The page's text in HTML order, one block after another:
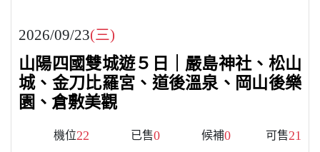
2026/09/23(三)
山陽四國雙城遊５日｜嚴島神社、松山
城、金刀比羅宮、道後溫泉、岡山後樂
園、倉敷美觀
機位22 已售0 候補0 可售21